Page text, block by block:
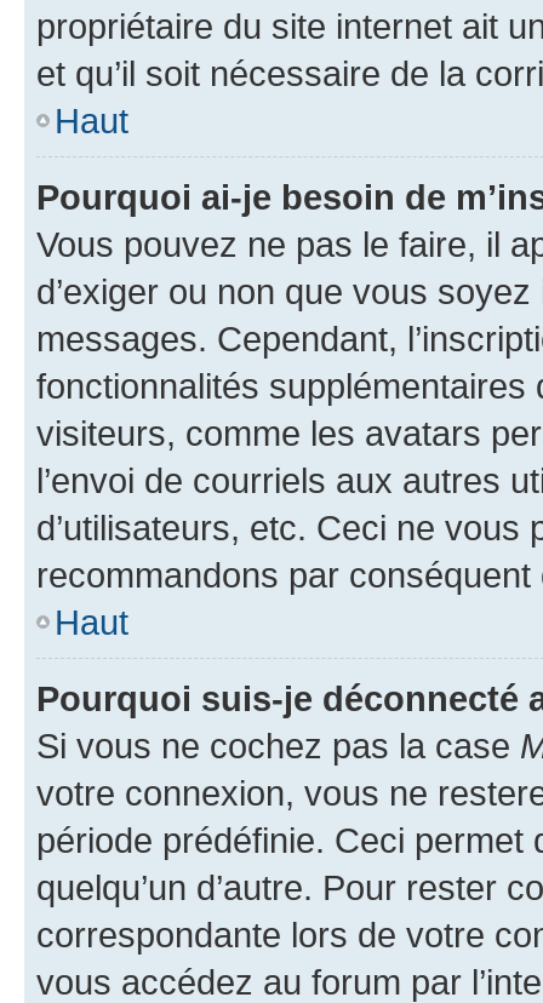
propriétaire du site internet ait
et qu’il soit nécessaire de la
Haut
Pourquoi ai-je besoin de
Vous pouvez ne pas le faire, il
d’exiger ou non que vous
messages. Cependant,
fonctionnalités
visiteurs, comme les avatars
l’envoi de courriels aux autres
d’utilisateurs, etc. Ceci ne vous
recommandons par conséquent
Haut
Pourquoi suis-je déconnecté
Si vous ne cochez pas la case
votre connexion, vous ne
période prédéfinie. Ceci permet
quelqu’un d’autre. Pour rester
correspondante lors de votre
vous accédez au forum par